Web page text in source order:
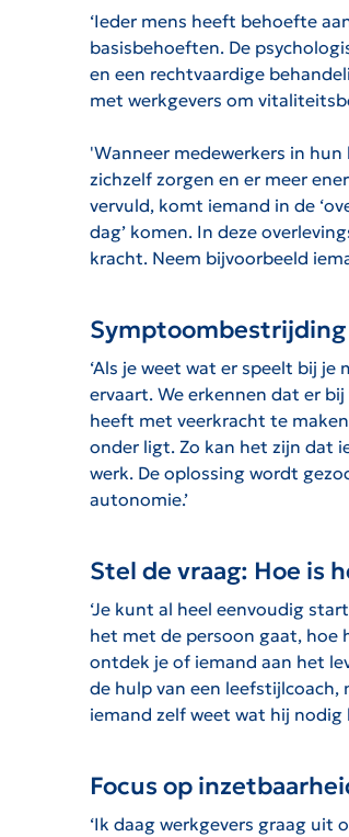
‘Ieder mens heeft behoefte
basisbehoeften. De
en een rechtvaardige
met werkgevers om
'Wanneer medewerkers in
zichzelf zorgen en er meer
vervuld, komt iemand in de
dag’ komen. In deze
kracht. Neem bijvoorbeeld
Symptoombestrijding
‘Als je weet wat er speelt bij
ervaart. We erkennen dat er
heeft met veerkracht te
onder ligt. Zo kan het zijn dat
werk. De oplossing wordt
autonomie.’
Stel de vraag: Hoe is
‘Je kunt al heel eenvoudig
het met de persoon gaat, hoe
ontdek je of iemand aan het
de hulp van een leefstijlcoach,
iemand zelf weet wat hij nodig
Focus op
‘Ik daag werkgevers graag uit